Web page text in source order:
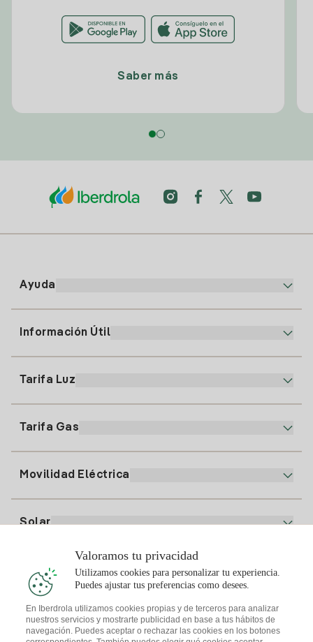
Saber más
Ayuda
91 919 52 73
clientes@tuiberdrola.es
Información Útil
Alta Gas
Tarifa Luz
Precio de la luz hoy
Tarifa Gas
Movilidad Eléctrica
Solar
Plan Solar
Simulador Placas Solares
Comunidades Solares
Te interesa
Consejos Luz
Descarga la App Iberdrola Clientes
Valoramos tu privacidad
Utilizamos cookies para personalizar tu experiencia.
Puedes ajustar tus preferencias como desees.
En Iberdrola utilizamos cookies propias y de terceros para analizar
nuestros servicios y mostrarte publicidad en base a tus hábitos de
navegación. Puedes aceptar o rechazar las cookies en los botones